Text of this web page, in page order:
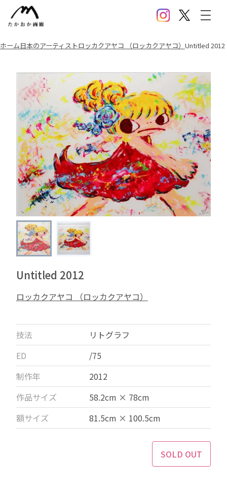
InstagramX(Twitter)
メニ
ホーム日本のアーティストロッカクアヤコ （ロッカクアヤコ） Untitled 2012
Untitled 2012
ロッカクアヤコ （ロッカクアヤコ）
技法
リトグラフ
ED
/75
制作年
2012
作品サイズ
58.2cm × 78cm
額サイズ
81.5cm × 100.5cm
SOLD OUT